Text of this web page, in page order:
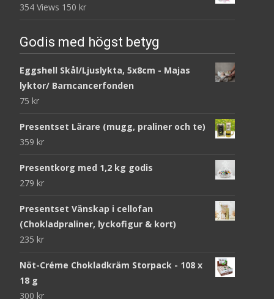
354 Views 150 kr
Godis med högst betyg
Eggshell Skål/Ljuslykta, 5x8cm - Majas
lyktor/ Barncancerfonden
75 kr
Presentset Lärare (mugg, praliner och te)
359 kr
Presentkorg med 1,2 kg godis
279 kr
Presentset Vänskap i cellofan
(Chokladpraliner, lyckofigur & kort)
235 kr
Nöt-Créme Chokladkräm Storpack - 108 x
18 g
300 kr